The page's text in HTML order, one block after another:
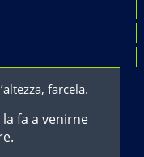
farcela.
la fa a venirne